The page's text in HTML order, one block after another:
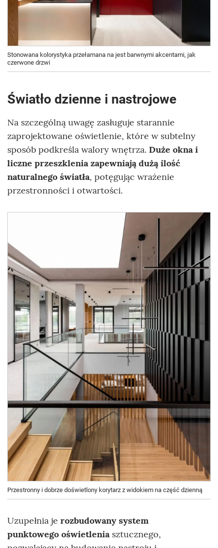
Stonowana kolorystyka przełamana na jest barwnymi akcentami, jak
czerwone drzwi
Światło dzienne i nastrojowe
Na szczególną uwagę zasługuje starannie
zaprojektowane oświetlenie, które w subtelny
sposób podkreśla walory wnętrza. Duże okna i
liczne przeszklenia zapewniają dużą ilość
naturalnego światła, potęgując wrażenie
przestronności i otwartości.
Przestronny i dobrze doświetlony korytarz z widokiem na część dzienną
Uzupełnia je rozbudowany system
punktowego oświetleniasztucznego,